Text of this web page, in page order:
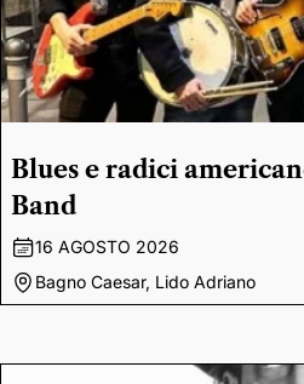
Blues e radici
Band
16 AGOSTO 2026
Bagno Caesar, Lido Adriano